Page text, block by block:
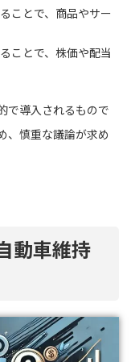
ことで、商品やサー
ことで、株価や配当
で導入されるもので
、慎重な議論が求め
動車維持